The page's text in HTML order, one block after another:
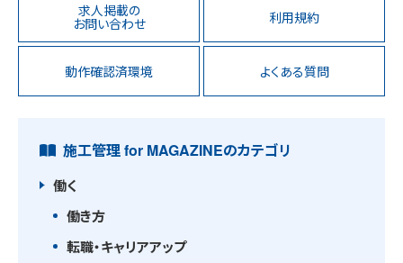
求人掲載の
お問い合わせ 利用規約
動作確認済環境 よくある質問
施工管理 for MAGAZINEのカテゴリ
働く
働き方
転職・キャリアアップ